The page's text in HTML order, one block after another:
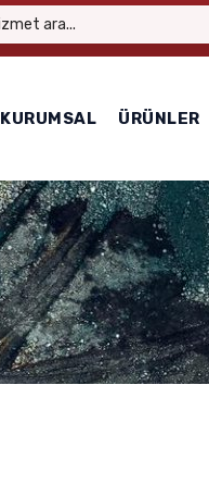
KURUMSAL ÜRÜNLER